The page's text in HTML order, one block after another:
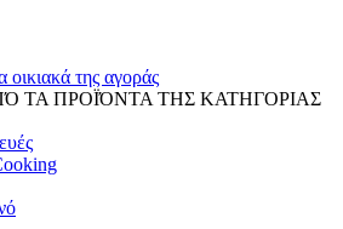
οικιακά της αγοράς
ΤΑ ΠΡΟΪΌΝΤΑ ΤΗΣ ΚΑΤΗΓΟΡΙΑΣ